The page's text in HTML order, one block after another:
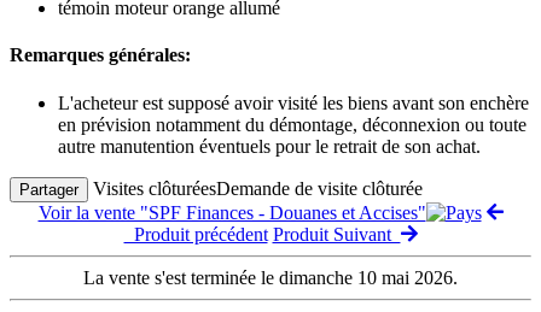
témoin moteur orange allumé
Remarques générales:
L'acheteur est supposé avoir visité les biens avant son enchère
en prévision notamment du démontage, déconnexion ou toute
autre manutention éventuels pour le retrait de son achat.
Partager Visites clôturéesDemande de visite clôturée
Voir la vente "SPF Finances - Douanes et Accises"
Produit précédent Produit Suivant
La vente s'est terminée le dimanche 10 mai 2026.